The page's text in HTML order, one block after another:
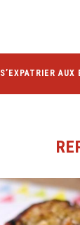
S’EXPATRIER